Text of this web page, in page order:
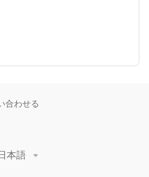
合わせる
本語